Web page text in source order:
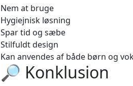
Nem at bruge
Hygiejnisk løsning
Spar tid og sæbe
Stilfuldt design
Kan anvendes af både børn og
🔎 Konklusion